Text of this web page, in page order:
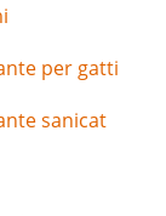
per gatti
sanicat